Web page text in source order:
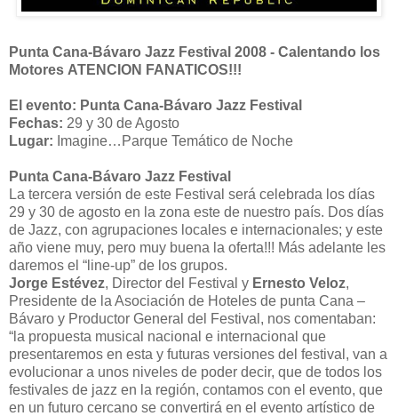
Punta Cana-Bávaro Jazz Festival 2008 - Calentando los
Motores ATENCION FANATICOS!!!
El evento: Punta Cana-Bávaro Jazz Festival
Fechas: 29 y 30 de Agosto
Lugar: Imagine…Parque Temático de Noche
Punta Cana-Bávaro Jazz Festival
La tercera versión de este Festival será celebrada los días
29 y 30 de agosto en la zona este de nuestro país. Dos días
de Jazz, con agrupaciones locales e internacionales; y este
año viene muy, pero muy buena la oferta!!! Más adelante les
daremos el “line-up” de los grupos.
Jorge Estévez, Director del Festival y Ernesto Veloz,
Presidente de la Asociación de Hoteles de punta Cana –
Bávaro y Productor General del Festival, nos comentaban:
“la propuesta musical nacional e internacional que
presentaremos en esta y futuras versiones del festival, van a
evolucionar a unos niveles de poder decir, que de todos los
festivales de jazz en la región, contamos con el evento, que
en un futuro cercano se convertirá en el evento artístico de